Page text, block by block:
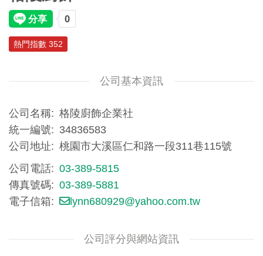
熱門指數 352
公司基本資訊
公司名稱
格陵廚飾企業社
統一編號
34836583
公司地址
桃園市大溪區仁和路一段311巷115號
公司電話
03-389-5815
傳真號碼
03-389-5881
電子信箱
lynn680929@yahoo.com.tw
公司評分與網站資訊